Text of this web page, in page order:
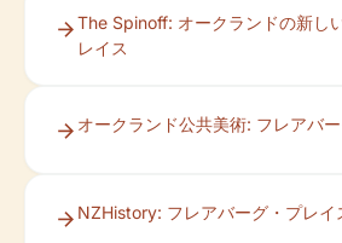
The Spinoff: オークランドの新し
レイス
オークランド公共美術: フレアバ
NZHistory: フレアバーグ・プレイ